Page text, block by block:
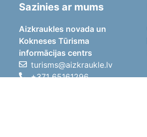
Sazinies ar mums
Aizkraukles novada un
Kokneses Tūrisma
informācijas centrs
turisms@aizkraukle.lv
+371 65161296